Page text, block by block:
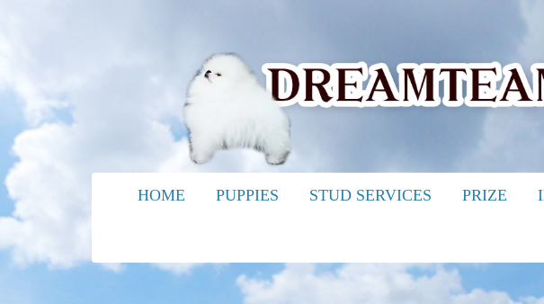
HOME PUPPIES STUD SERVICES PRIZE